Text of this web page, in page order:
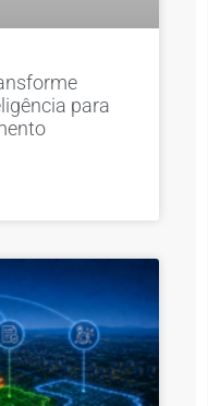
para